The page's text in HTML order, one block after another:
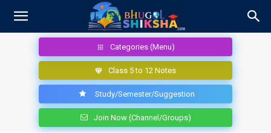
Categories (Menu)
Class 5 to 12 Notes
Study/Semester/Suggestion
Join Now (Channel/Groups)